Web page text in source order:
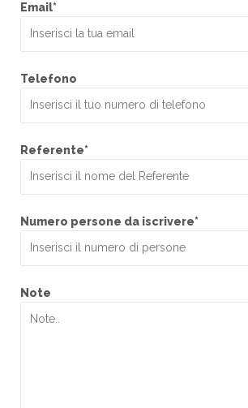
Referente*
Numero persone da iscrivere*
Note